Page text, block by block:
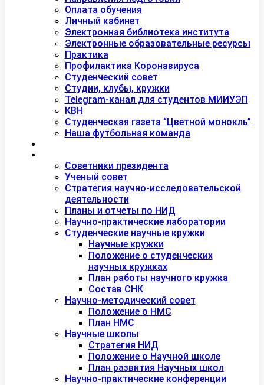
Оплата обучения
Личный кабинет
Электронная библиотека института
Электронные образовательные ресурсы
Практика
Профилактика Коронавируса
Студенческий совет
Студии, клубы, кружки
Telegram-канал для студентов МИИУЭП
КВН
Студенческая газета “Цветной монокль”
Наша футбольная команда
Советники президента
Ученый совет
Стратегия научно-исследовательской
деятельности
Планы и отчеты по НИД
Научно-практические лаборатории
Студенческие научные кружки
Научные кружки
Положение о студенческих
научных кружках
План работы научного кружка
Состав СНК
Научно-методический совет
Положение о НМС
План НМС
Научные школы
Стратегия НИД
Положение о Научной школе
План развития Научных школ
Научно-практические конференции